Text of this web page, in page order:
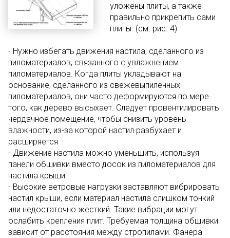
уложены плиты, а также
правильно прикрепить сами
плиты. (см. рис. 4)
- Нужно избегать движения настила, сделанного из
пиломатериалов, связанного с увлажнением
пиломатериалов. Когда плиты укладывают на
основание, сделанного из свежевыпиленных
пиломатериалов, они часто деформируются по мере
того, как дерево высыхает. Следует провентилировать
чердачное помещение, чтобы снизить уровень
влажности, из-за которой настил разбухает и
расширяется
- Движение настила можно уменьшить, используя
панели обшивки вместо досок из пиломатериалов для
настила крыши
- Высокие ветровые нагрузки заставляют вибрировать
настил крыши, если материал настила слишком тонкий
или недостаточно жесткий. Такие вибрации могут
ослабить крепления плит. Требуемая толщина обшивки
зависит от расстояния между стропилами. Фанера